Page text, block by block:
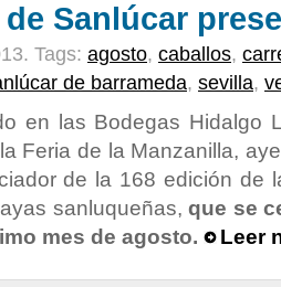
de Sanlúcar
Tags: agosto, caballos,
de barrameda, sevilla,
en las Bodegas Hidalgo
Feria de la Manzanilla,
de la 168 edición de
sanluqueñas,que se
mes de agosto.
Leer